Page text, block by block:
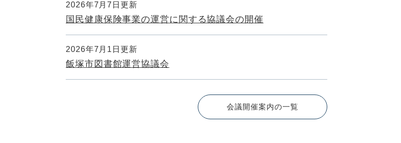
2026年7月7日更新
国民健康保険事業の運営に関する協議会の開催
2026年7月1日更新
飯塚市図書館運営協議会
会議開催案内の一覧